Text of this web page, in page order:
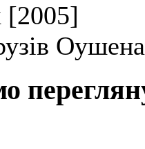
[2005]